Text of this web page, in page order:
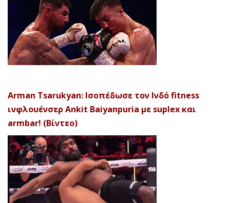
Arman Tsarukyan: Ισοπέδωσε τον Ινδό fitness
ινφλουένσερ Ankit Baiyanpuria με suplex και
armbar! (Βίντεο)